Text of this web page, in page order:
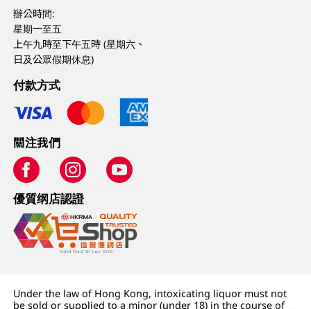
辦公時間:
星期一至五
上午九時至下午五時 (星期六、
日及公眾假期休息)
付款方式
關注我們
優質纲店認證
Under the law of Hong Kong, intoxicating liquor must not
be sold or supplied to a minor (under 18) in the course of